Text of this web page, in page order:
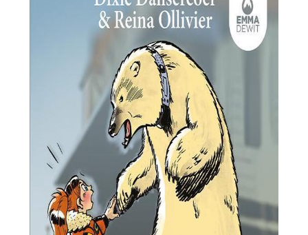
Aanmelden
We gebruiken je gegevens om contact op te nemen, in
overeenstemming met onsprivacybeleid.